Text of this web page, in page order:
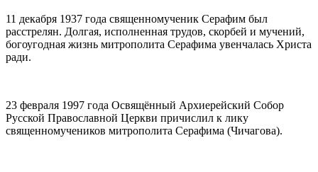
11 декабря 1937 года священномученик Серафим был
расстрелян. Долгая, исполненная трудов, скорбей и мучений,
богоугодная жизнь митрополита Серафима увенчалась Христа
ради.
23 февраля 1997 года Освящённый Архиерейский Собор
Русской Православной Церкви причислил к лику
священномучеников митрополита Серафима (Чичагова).